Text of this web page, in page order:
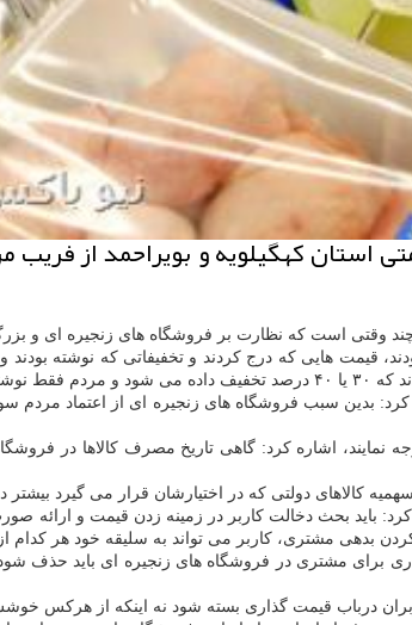
استان کهگیلویه و بویراحمد از
وقتی است که نظارت بر فروشگاه های زنجیره ای و بزرگ
قیمت هایی که درج کردند و تخفیفاتی که نوشته بودند و
کردند.
کرد: بدین سبب فروشگاه های زنجیره ای از اعتماد
اشاره کرد: گاهی تاریخ مصرف کالاها در
کالاهای دولتی که در اختیارشان قرار می گیرد
کرد: باید بحث دخالت کاربر در زمینه زدن قیمت و
بدهی مشتری، کاربر می تواند به سلیقه خود هر کدام
برای مشتری در فروشگاه های زنجیره ای باید حذف
درباب قیمت گذاری بسته شود نه اینکه از هرکس